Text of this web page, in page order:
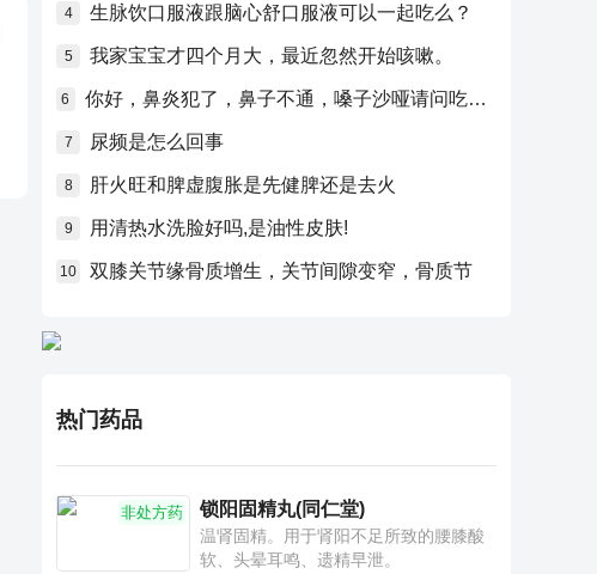
4 生脉饮口服液跟脑心舒口服液可以一起吃么？
5 我家宝宝才四个月大，最近忽然开始咳嗽。
6 你好，鼻炎犯了，鼻子不通，嗓子沙哑请问吃什么药比较好？
7 尿频是怎么回事
8 肝火旺和脾虚腹胀是先健脾还是去火
9 用清热水洗脸好吗,是油性皮肤!
10 双膝关节缘骨质增生，关节间隙变窄，骨质节
热门药品
非处方药 锁阳固精丸(同仁堂)
温肾固精。用于肾阳不足所致的腰膝酸
软、头晕耳鸣、遗精早泄。